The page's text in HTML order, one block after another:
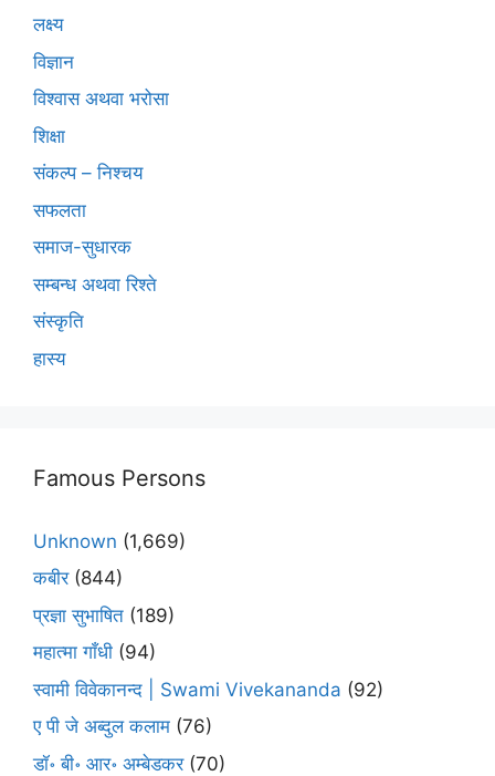
लक्ष्य
विज्ञान
विश्वास अथवा भरोसा
शिक्षा
संकल्प – निश्चय
सफलता
समाज-सुधारक
सम्बन्ध अथवा रिश्ते
संस्कृति
हास्य
Famous Persons
Unknown (1,669)
कबीर(844)
प्रज्ञा सुभाषित (189)
महात्मा गाँधी (94)
स्वामी विवेकानन्द | Swami Vivekananda (92)
ए पी जे अब्दुल कलाम (76)
डॉ॰ बी॰ आर॰ अम्बेडकर(70)